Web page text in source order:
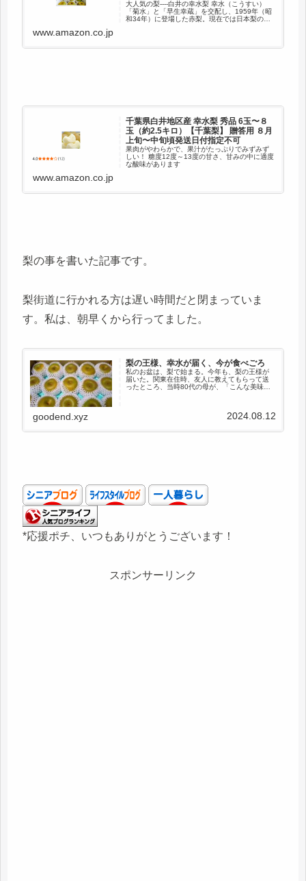
大人気の梨----白井の幸水梨 幸水（こうすい）
「菊水」と「早生幸蔵」を交配し、1959年（昭
和34年）に登場した赤梨。現在では日本梨の約
www.amazon.co.jp
千葉県白井地区産 幸水梨 秀品 6玉〜８
玉（約2.5キロ）【千葉梨】 贈答用 ８月
上旬〜中旬頃発送日付指定不可
果肉がやわらかで、果汁がたっぷりでみずみず
しい！ 糖度12度～13度の甘さ、甘みの中に適度
な酸味があります
www.amazon.co.jp
梨の事を書いた記事です。
梨街道に行かれる方は遅い時間だと閉まっていま
す。私は、朝早くから行ってました。
梨の王様、幸水が届く、今が食べごろ
私のお盆は、梨で始まる。今年も、梨の王様が
届いた。関東在住時、友人に教えてもらって送
ったところ、当時80代の母が、「こんな美味し
goodend.xyz 2024.08.12
*応援ポチ、いつもありがとうございます！
スポンサーリンク